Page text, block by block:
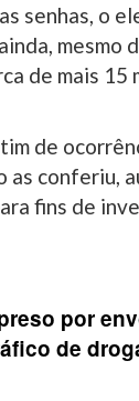
senhas, o
mesmo
de mais 15
de
as conferiu,
fins de
por
de